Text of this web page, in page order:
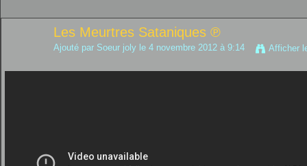
Les Meurtres Sataniques ℗
Ajouté par Soeur joly le 4 novembre 2012 à 9:14 Afficher